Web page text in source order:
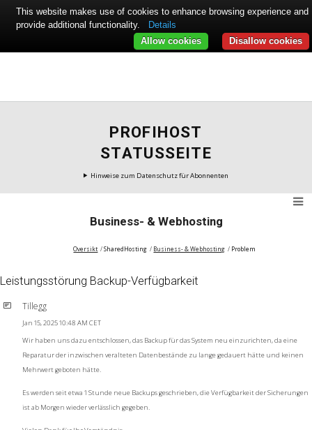
PROFIHOST
STATUSSEITE
Hinweise zum Datenschutz für Abonnenten
Business- & Webhosting
Oversikt SharedHosting Business- & Webhosting Problem
Leistungsstörung Backup-Verfügbarkeit
Tillegg
Jan 15, 2025 10:48 AM CET
Wir haben uns dazu entschlossen, das Backup für das System neu einzurichten, da eine
Reparatur der inzwischen veralteten Datenbestände zu lange gedauert hätte und keinen
Mehrwert geboten hätte.
Es werden seit etwa 1 Stunde neue Backups geschrieben, die Verfügbarkeit der Sicherungen
ist ab Morgen wieder verlässlich gegeben.
This website makes use of cookies to enhance browsing experience and
provide additional functionality.
Details
Disallow cookies
Allow cookies